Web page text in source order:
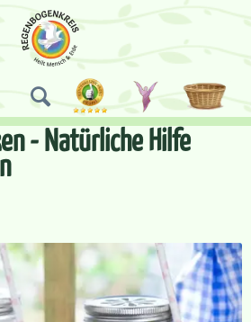
- Natürliche Hilfe